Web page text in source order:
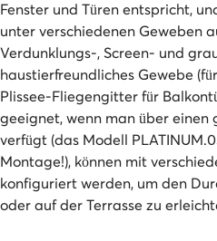
Fenster und Türen entspricht,
unter verschiedenen Geweben
Verdunklungs-, Screen- und
haustierfreundliches Gewebe
Plissee-Fliegengitter für
geeignet, wenn man über
verfügt (das Modell
Montage!), können mit
konfiguriert werden, um den
oder auf der Terrasse zu